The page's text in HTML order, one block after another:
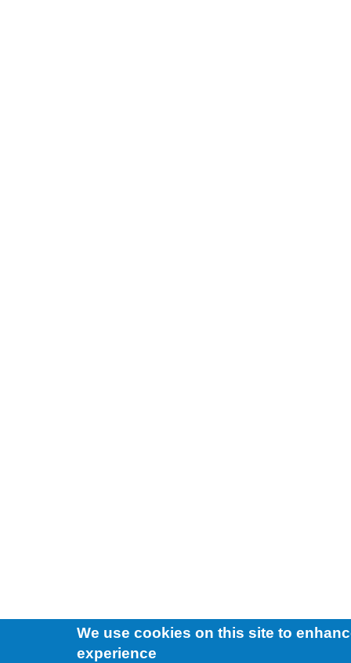
We use cookies on this site to
experience